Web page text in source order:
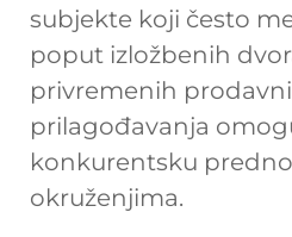
subjekte koji često
poput izložbenih
privremenih
prilagođavanja
konkurentsku
okruženjima.